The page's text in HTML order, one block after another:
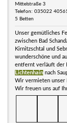
Mittelstraße 3
Telefon: 035022
5 Betten
Unser gemütliches
zwischen Bad
Kirnitzschtal und
wunderschöne und
entfernt verläuft der
Lichtenhain nach
Wir vermieten unser
Wir freuen uns auf